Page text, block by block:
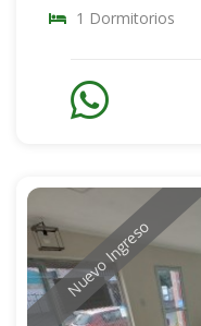
1 Dormitorios
Nuevo Ingreso